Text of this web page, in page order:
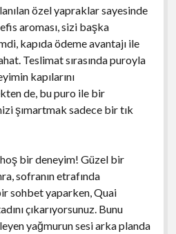
özel yapraklar sayesinde
aroması, sizi başka
kapıda ödeme avantajı ile
Teslimat sırasında puroyla
kapılarını
de, bu puro ile bir
şımartmak sadece bir tık
bir deneyim! Güzel bir
sofranın etrafında
sohbet yaparken, Quai
çıkarıyorsunuz. Bunu
yağmurun sesi arka planda